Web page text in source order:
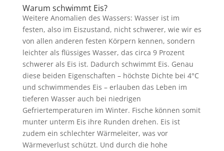
Warum schwimmt Eis?
Weitere Anomalien des Wassers: Wasser ist im
festen, also im Eiszustand, nicht schwerer, wie wir es
von allen anderen festen Körpern kennen, sondern
leichter als flüssiges Wasser, das circa 9 Prozent
schwerer als Eis ist. Dadurch schwimmt Eis. Genau
diese beiden Eigenschaften – höchste Dichte bei 4°C
und schwimmendes Eis – erlauben das Leben im
tieferen Wasser auch bei niedrigen
Gefriertemperaturen im Winter. Fische können somit
munter unterm Eis ihre Runden drehen. Eis ist
zudem ein schlechter Wärmeleiter, was vor
Wärmeverlust schützt. Und durch die hohe